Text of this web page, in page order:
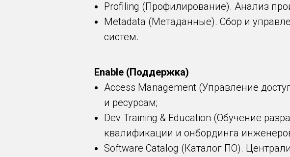
Profiling (Профилирование). Анализ
Metadata (Метаданные). Сбор и
систем.
Enable (Поддержка)
Access Management (Управление
и ресурсам;
Dev Training & Education (Обучение
квалификации и онбординга
Software Catalog (Каталог ПО).